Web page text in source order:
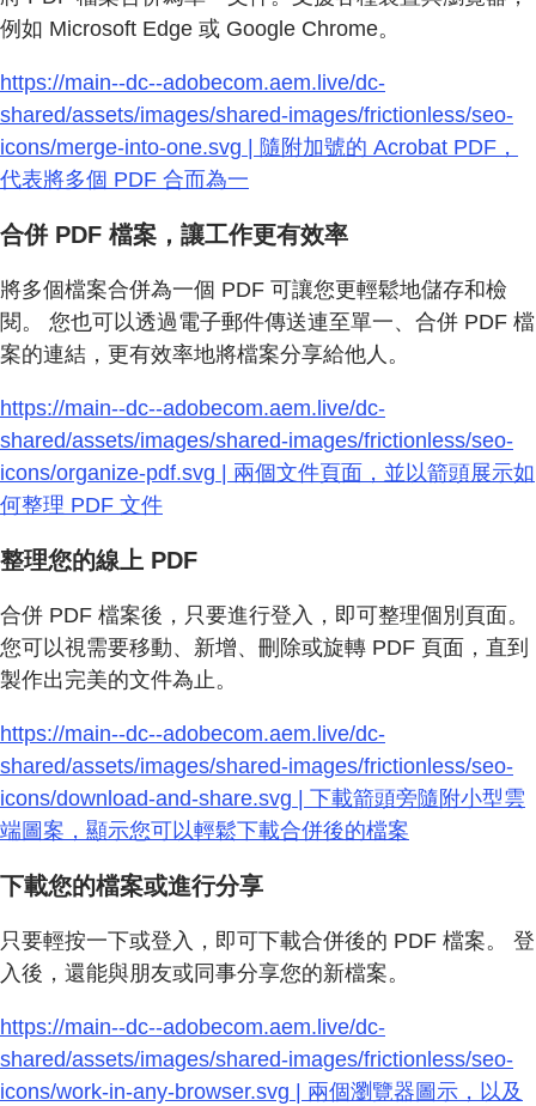
例如 Microsoft Edge 或 Google Chrome。
https://main--dc--adobecom.aem.live/dc-
shared/assets/images/shared-images/frictionless/seo-
icons/merge-into-one.svg | 隨附加號的 Acrobat PDF，
代表將多個 PDF 合而為一
合併 PDF 檔案，讓工作更有效率
將多個檔案合併為一個 PDF 可讓您更輕鬆地儲存和檢
閱。 您也可以透過電子郵件傳送連至單一、合併 PDF 檔
案的連結，更有效率地將檔案分享給他人。
https://main--dc--adobecom.aem.live/dc-
shared/assets/images/shared-images/frictionless/seo-
icons/organize-pdf.svg | 兩個文件頁面，並以箭頭展示如
何整理 PDF 文件
整理您的線上 PDF
合併 PDF 檔案後，只要進行登入，即可整理個別頁面。
您可以視需要移動、新增、刪除或旋轉 PDF 頁面，直到
製作出完美的文件為止。
https://main--dc--adobecom.aem.live/dc-
shared/assets/images/shared-images/frictionless/seo-
icons/download-and-share.svg | 下載箭頭旁隨附小型雲
端圖案，顯示您可以輕鬆下載合併後的檔案
下載您的檔案或進行分享
只要輕按一下或登入，即可下載合併後的 PDF 檔案。 登
入後，還能與朋友或同事分享您的新檔案。
https://main--dc--adobecom.aem.live/dc-
shared/assets/images/shared-images/frictionless/seo-
icons/work-in-any-browser.svg | 兩個瀏覽器圖示，以及